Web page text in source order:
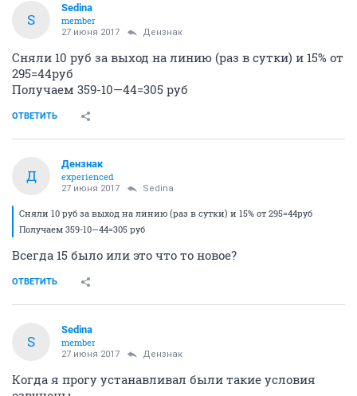
S
Sedina
member
27 июня 2017 Дензнак
Сняли 10 руб за выход на линию (раз в сутки) и 15% от
295=44руб
Получаем 359-10—44=305 руб
ОТВЕТИТЬ
Д
Дензнак
experienced
27 июня 2017 Sedina
Сняли 10 руб за выход на линию (раз в сутки) и 15% от 295=44руб
Получаем 359-10—44=305 руб
Всегда 15 было или это что то новое?
ОТВЕТИТЬ
S
Sedina
member
27 июня 2017 Дензнак
Когда я прогу устанавливал были такие условия